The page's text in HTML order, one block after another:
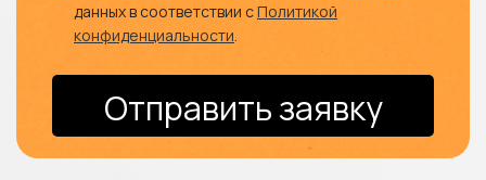
данных в соответствии сПолитикой
конфиденциальности.
Отправить заявку